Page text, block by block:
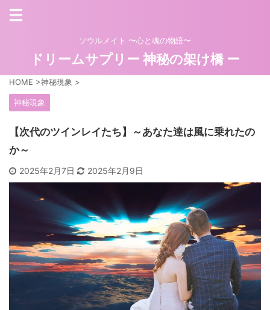
ソウルメイト 〜心と魂の物語〜
ドリームサプリー 神秘の架け橋 ー
HOME >神秘現象 >
神秘現象
【次代のツインレイたち】～あなた達は風に乗れたの
か～
2025年2月7日 2025年2月9日